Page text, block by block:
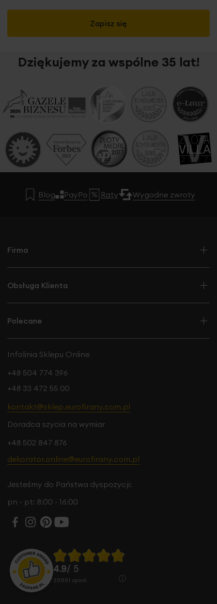
Zapisz się
Dziękujemy za wspólne 35 lat!
Blog PayPo Raty Wygodne zwroty
Firma
Obsługa Klienta
Polecane
Infolinia Sklepu Online
+48 504 774 396
+48 33 472 55 00
kontakt@sklep.eurofirany.com.pl
Doradca szycia na wymiar
+48 502 847 876
dekorator.online@eurofirany.com.pl
Jesteśmy do Państwa dyspozycji:
pn - pt: 8:00 - 16:00
4.9/ 5
35891 opinii